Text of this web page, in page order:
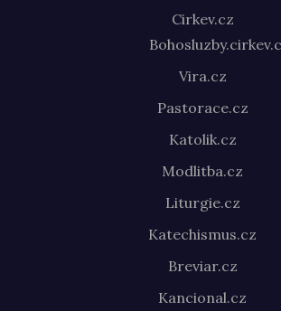
Cirkev.cz
Vira.cz
Pastorace.cz
Katolik.cz
Modlitba.cz
Liturgie.cz
Katechismus.cz
Breviar.cz
Kancional.cz